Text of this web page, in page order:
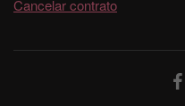
Cancelar contrato